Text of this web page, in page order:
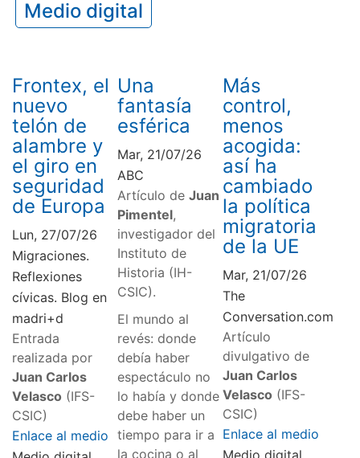
Medio digital
Frontex, el
nuevo
telón de
alambre y
el giro en
seguridad
de Europa
Lun, 27/07/26
Migraciones.
Reflexiones
cívicas. Blog en
madri+d
Entrada
realizada por
Juan Carlos
Velasco (IFS-
CSIC)
Enlace al medio
Una
fantasía
esférica
Mar, 21/07/26
ABC
Artículo de Juan
Pimentel,
investigador del
Instituto de
Historia (IH-
CSIC).
El mundo al
revés: donde
debía haber
espectáculo no
lo había y donde
debe haber un
tiempo para ir a
la cocina o al
Más
control,
menos
acogida:
así ha
cambiado
la política
migratoria
de la UE
Mar, 21/07/26
The
Conversation.com
Artículo
divulgativo de
Juan Carlos
Velasco (IFS-
CSIC)
Enlace al medio
Medio digital